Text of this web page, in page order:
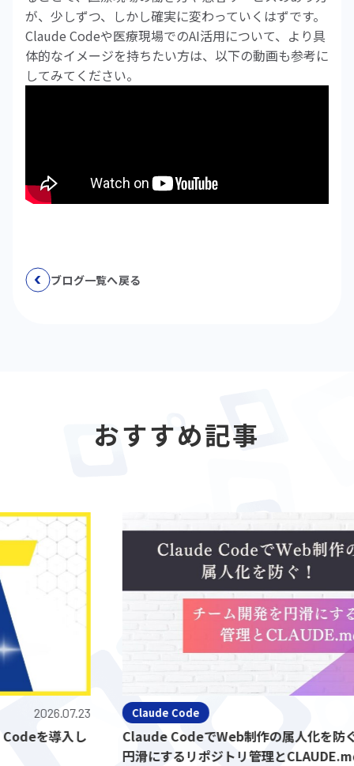
が、少しずつ、しかし確実に変わっていくはずです。
Claude Codeや医療現場でのAI活用について、より具
体的なイメージを持ちたい方は、以下の動画も参考に
してみてください。
ブログ一覧へ戻る
おすすめ記事
導入し
Claude Code
Claude CodeでWeb制作の属人化を防ぐ！チ
円滑にするリポジトリ管理とCLAUDE.md活